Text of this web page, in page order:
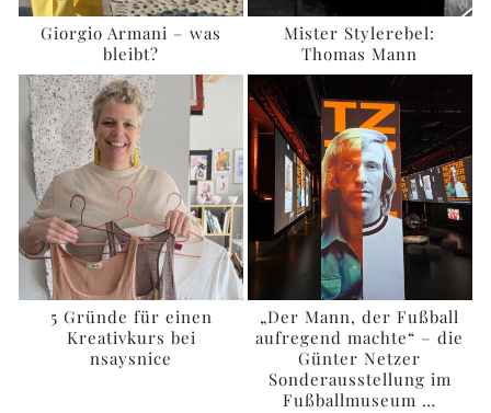
Giorgio Armani – was
bleibt?
Mister Stylerebel:
Thomas Mann
5 Gründe für einen
Kreativkurs bei
nsaysnice
„Der Mann, der Fußball
aufregend machte“ – die
Günter Netzer
Sonderausstellung im
Fußballmuseum …